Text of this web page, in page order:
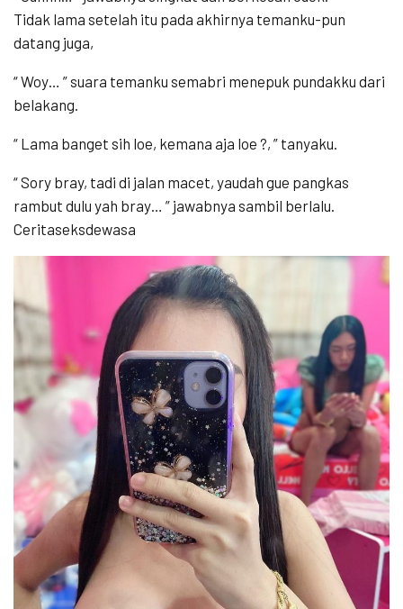
Tidak lama setelah itu pada akhirnya temanku-pun
datang juga,
“ Woy… ” suara temanku semabri menepuk pundakku dari
belakang.
“ Lama banget sih loe, kemana aja loe ?, ” tanyaku.
“ Sory bray, tadi di jalan macet, yaudah gue pangkas
rambut dulu yah bray… ” jawabnya sambil berlalu.
Ceritaseksdewasa